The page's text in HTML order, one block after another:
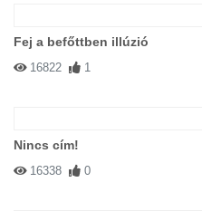
Fej a befőttben illúzió
16822 1
Nincs cím!
16338 0